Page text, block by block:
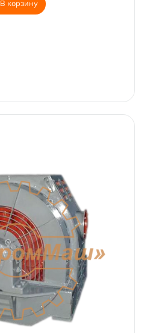
В корзину